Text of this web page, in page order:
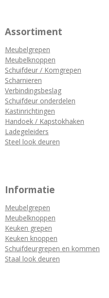
Assortiment
Meubelgrepen
Meubelknoppen
Schuifdeur / Komgrepen
Scharnieren
Verbindingsbeslag
Schuifdeur onderdelen
Kastinrichtingen
Handoek / Kapstokhaken
Ladegeleiders
Steel look deuren
Informatie
Meubelgrepen
Meubelknoppen
Keuken grepen
Keuken knoppen
Schuifdeurgrepen en kommen
Staal look deuren